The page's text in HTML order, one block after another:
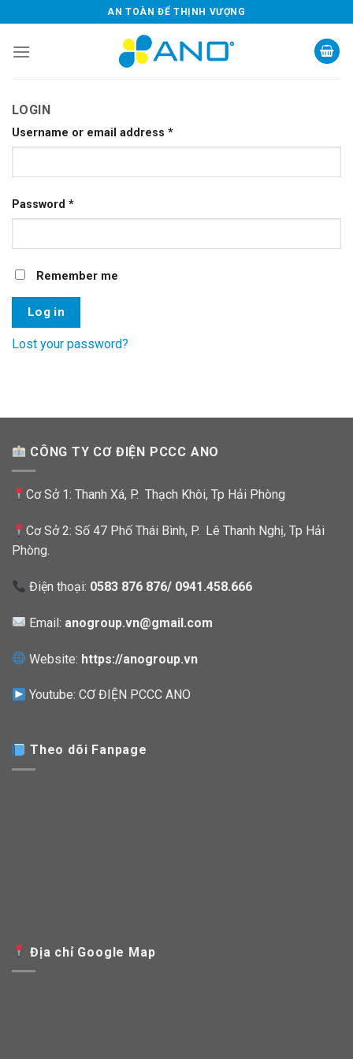
to
content
AN TOÀN ĐỂ THỊNH VƯỢNG
LOGIN
Username or email address *
Password *
Remember me
Log in
Lost your password?
CÔNG TY CƠ ĐIỆN PCCC ANO
Cơ Sở 1: Thanh Xá, P. Thạch Khôi, Tp Hải Phòng
Cơ Sở 2: Số 47 Phố Thái Bình, P. Lê Thanh Nghị, Tp Hải
Phòng.
Điện thoại: 0583 876 876/ 0941.458.666
Email: anogroup.vn@gmail.com
Website: https://anogroup.vn
Youtube:CƠ ĐIỆN PCCC ANO
Theo dõi Fanpage
Địa chỉ Google Map